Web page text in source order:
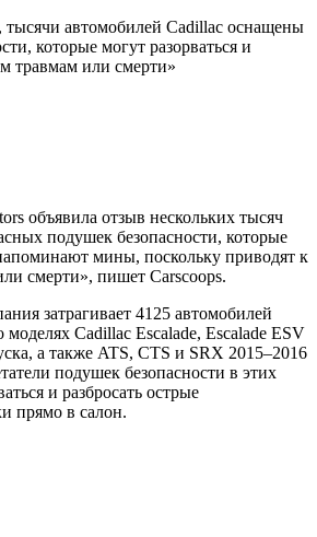
автомобилей Cadillac оснащены
которые могут разорваться и
травмам или смерти»
объявила отзыв нескольких тысяч
подушек безопасности, которые
мины, поскольку приводят к
смерти», пишет Carscoops.
затрагивает 4125 автомобилей
Cadillac Escalade, Escalade ESV
а также ATS, CTS и SRX 2015–2016
подушек безопасности в этих
и разбросать острые
прямо в салон.